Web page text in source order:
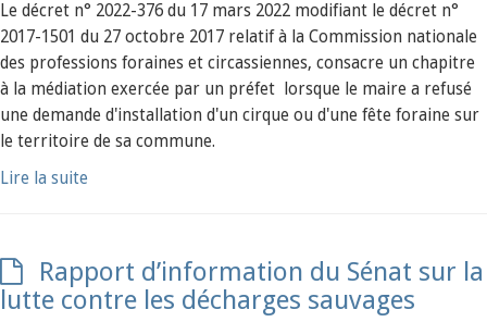
Le décret n° 2022-376 du 17 mars 2022 modifiant le décret n°
2017-1501 du 27 octobre 2017 relatif à la Commission nationale
des professions foraines et circassiennes, consacre un chapitre
à la médiation exercée par un préfet lorsque le maire a refusé
une demande d'installation d'un cirque ou d'une fête foraine sur
le territoire de sa commune.
Lire la suite
Rapport d’information du Sénat sur la
lutte contre les décharges sauvages